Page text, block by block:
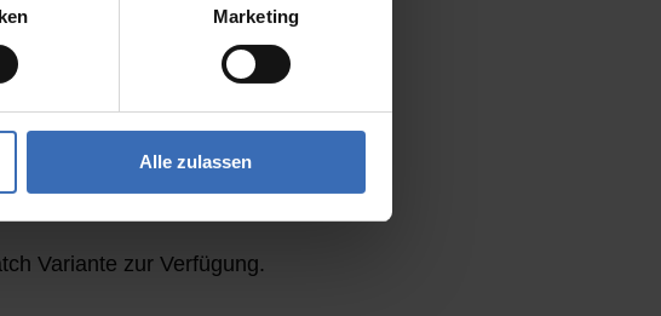
Marketing
Alle zulassen
Variante zur Verfügung.